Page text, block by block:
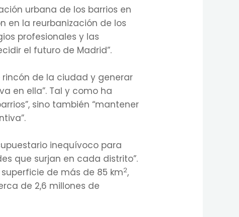
urbana de los barrios en
en la reurbanización de los
profesionales y las
el futuro de Madrid”.
de la ciudad y generar
en ella”. Tal y como ha
sino también “mantener
inequívoco para
que surjan en cada distrito”.
de más de 85 km2,
de 2,6 millones de